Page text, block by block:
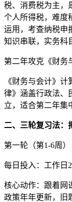
税、消费税为主，
个人所得税，难度
运用，考查纳税申
知识串联，实务科
第二年攻克《财务
《财务与会计》
律》涵盖行政法、
立，适合第二年集
二、三轮复习法：
第一轮（第1-6周
每日投入：工作日
核心动作：跟着网
政策年年更新，旧